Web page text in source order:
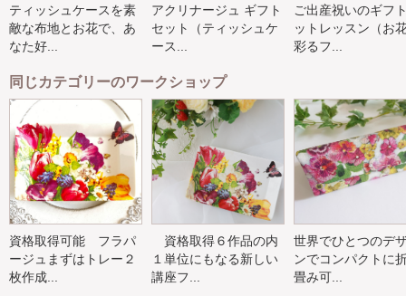
ティッシュケースを素
敵な布地とお花で、あ
なた好...
アクリナージュ ギフト
セット（ティッシュケ
ース...
ご出産祝いのギフ
ットレッスン（お
彩るフ...
同じカテゴリーのワークショップ
資格取得可能 フラパ
ージュまずはトレー２
枚作成...
資格取得６作品の内
１単位にもなる新しい
講座フ...
世界でひとつのデ
ンでコンパクトに
畳み可...